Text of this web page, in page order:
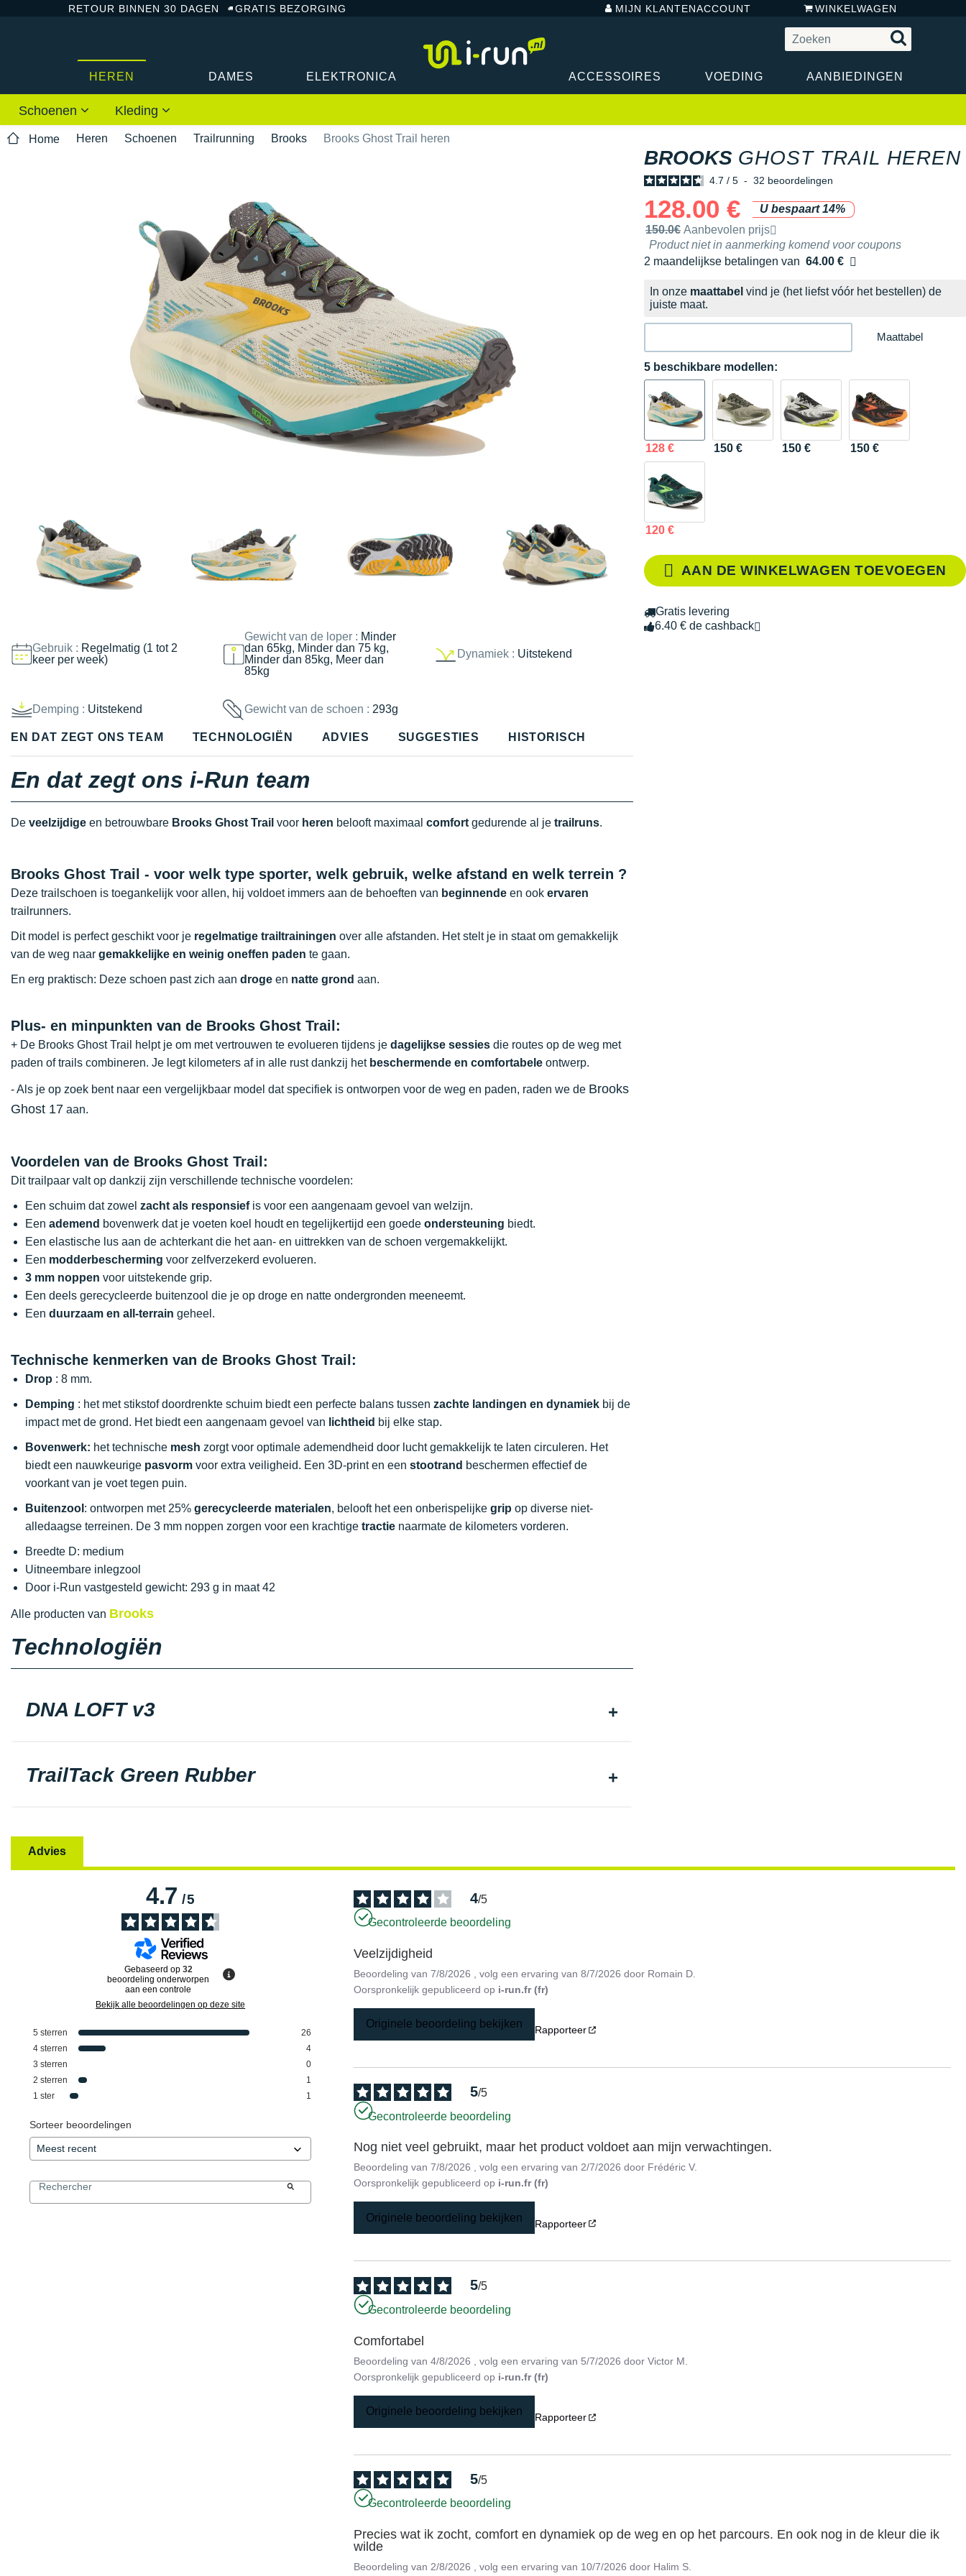
RETOUR BINNEN 30 DAGEN GRATIS BEZORGING MIJN KLANTENACCOUNT WINKELWAGEN
HEREN DAMES ELEKTRONICA ACCESSOIRES VOEDING AANBIEDINGEN
Schoenen Kleding
Home Heren Schoenen Trailrunning Brooks Brooks Ghost Trail heren
Gebruik : Regelmatig (1 tot 2
keer per week)
Gewicht van de loper : Minder
dan 65kg, Minder dan 75 kg,
Minder dan 85kg, Meer dan
85kg
Dynamiek : Uitstekend
Demping : Uitstekend Gewicht van de schoen : 293g
BROOKS GHOST TRAIL HEREN
4.7 / 5 - 32 beoordelingen
128.00 €
U bespaart 14%
Door het merk aanbevolen verkoopprijs
150.0€ Aanbevolen prijs
Product niet in aanmerking komend voor coupons
2 maandelijkse betalingen van 64.00 €
zonder kosten
In onze maattabel vind je (het liefst vóór het bestellen) de
juiste maat.
Maattabel
5 beschikbare modellen:
128 € 150 € 150 € 150 €
120 €
AAN DE WINKELWAGEN TOEVOEGEN
Gratis levering
6.40 € de cashback
EN DAT ZEGT ONS TEAM TECHNOLOGIËN ADVIES SUGGESTIES HISTORISCH
En dat zegt ons i-Run team
De veelzijdige en betrouwbare Brooks Ghost Trail voor heren belooft maximaal comfort gedurende al je trailruns.
Brooks Ghost Trail - voor welk type sporter, welk gebruik, welke afstand en welk terrein ?
Deze trailschoen is toegankelijk voor allen, hij voldoet immers aan de behoeften van beginnende en ook ervaren
trailrunners.
Dit model is perfect geschikt voor je regelmatige trailtrainingen over alle afstanden. Het stelt je in staat om gemakkelijk
van de weg naar gemakkelijke en weinig oneffen paden te gaan.
En erg praktisch: Deze schoen past zich aan droge en natte grond aan.
Plus- en minpunkten van de Brooks Ghost Trail:
+ De Brooks Ghost Trail helpt je om met vertrouwen te evolueren tijdens je dagelijkse sessies die routes op de weg met
paden of trails combineren. Je legt kilometers af in alle rust dankzij het beschermende en comfortabele ontwerp.
- Als je op zoek bent naar een vergelijkbaar model dat specifiek is ontworpen voor de weg en paden, raden we de Brooks
Ghost 17 aan.
Voordelen van de Brooks Ghost Trail:
Dit trailpaar valt op dankzij zijn verschillende technische voordelen:
Een schuim dat zowel zacht als responsiefis voor een aangenaam gevoel van welzijn.
Een ademend bovenwerk dat je voeten koel houdt en tegelijkertijd een goede ondersteuning biedt.
Een elastische lus aan de achterkant die het aan- en uittrekken van de schoen vergemakkelijkt.
Een modderbescherming voor zelfverzekerd evolueren.
3 mm noppen voor uitstekende grip.
Een deels gerecycleerde buitenzool die je op droge en natte ondergronden meeneemt.
Een duurzaam en all-terrain geheel.
Technische kenmerken van de Brooks Ghost Trail:
Drop : 8 mm.
Demping : het met stikstof doordrenkte schuim biedt een perfecte balans tussen zachte landingen en dynamiek bij de
impact met de grond. Het biedt een aangenaam gevoel van lichtheid bij elke stap.
Bovenwerk: het technische mesh zorgt voor optimale ademendheid door lucht gemakkelijk te laten circuleren. Het
biedt een nauwkeurige pasvorm voor extra veiligheid. Een 3D-print en een stootrand beschermen effectief de
voorkant van je voet tegen puin.
Buitenzool : ontworpen met 25% gerecycleerde materialen, belooft het een onberispelijke grip op diverse niet-
alledaagse terreinen. De 3 mm noppen zorgen voor een krachtige tractie naarmate de kilometers vorderen.
Breedte D: medium
Uitneembare inlegzool
Door i-Run vastgesteld gewicht: 293 g in maat 42
Alle producten van Brooks
Technologiën
DNA LOFT v3
TrailTack Green Rubber
Advies
4.7/5
Gebaseerd op 32
beoordeling onderworpen
aan een controle
Bekijk alle beoordelingen op deze site
5 sterren
26
4 sterren
4
3 sterren
0
2 sterren
1
1 ster 1
Sorteer beoordelingen
4/5
Gecontroleerde beoordeling
Veelzijdigheid
Beoordeling van7/8/2026 , volg een ervaring van8/7/2026 door Romain D.
Oorspronkelijk gepubliceerd op i-run.fr (fr)
Originele beoordeling bekijken Rapporteer
5/5
Gecontroleerde beoordeling
Nog niet veel gebruikt, maar het product voldoet aan mijn verwachtingen.
Beoordeling van7/8/2026 , volg een ervaring van 2/7/2026 door Frédéric V.
Oorspronkelijk gepubliceerd op i-run.fr (fr)
Originele beoordeling bekijken Rapporteer
5/5
Gecontroleerde beoordeling
Comfortabel
Beoordeling van4/8/2026 , volg een ervaring van 5/7/2026 doorVictor M.
Oorspronkelijk gepubliceerd op i-run.fr (fr)
Originele beoordeling bekijken Rapporteer
5/5
Gecontroleerde beoordeling
Precies wat ik zocht, comfort en dynamiek op de weg en op het parcours. En ook nog in de kleur die ik
wilde
Beoordeling van 2/8/2026 , volg een ervaring van 10/7/2026 door Halim S.